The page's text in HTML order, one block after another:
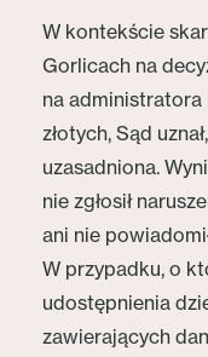
W kontekście
Gorlicach na
na
złotych, Sąd
uzasadniona.
nie zgłosił
ani nie
W przypadku, o
udostępnienia
zawierających